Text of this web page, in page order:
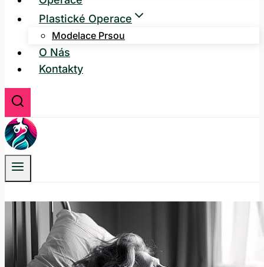
Plastické Operace
Modelace Prsou
O Nás
Kontakty